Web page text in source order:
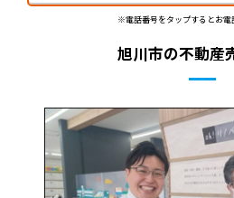
※電話番号をタップするとお電
旭川市の不動産